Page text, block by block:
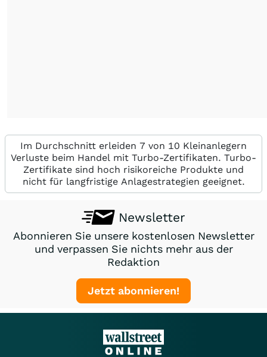
Im Durchschnitt erleiden 7 von 10 Kleinanlegern
Verluste beim Handel mit Turbo-Zertifikaten. Turbo-
Zertifikate sind hoch risikoreiche Produkte und
nicht für langfristige Anlagestrategien geeignet.
Newsletter
Abonnieren Sie unsere kostenlosen Newsletter
und verpassen Sie nichts mehr aus der
Redaktion
Jetzt abonnieren!